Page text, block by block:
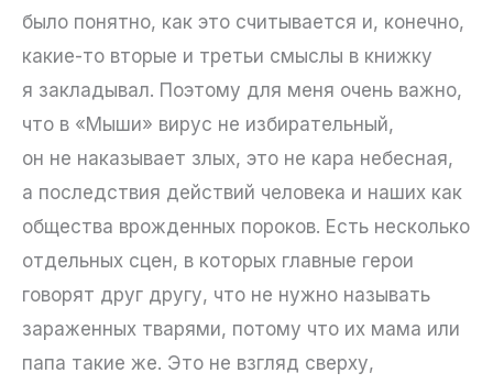
было понятно, как это считывается и, конечно,
какие-то вторые и третьи смыслы в книжку
я закладывал. Поэтому для меня очень важно,
что в «Мыши» вирус не избирательный,
он не наказывает злых, это не кара небесная,
а последствия действий человека и наших как
общества врожденных пороков. Есть несколько
отдельных сцен, в которых главные герои
говорят друг другу, что не нужно называть
зараженных тварями, потому что их мама или
папа такие же. Это не взгляд сверху,